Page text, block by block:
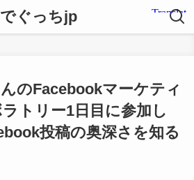
でぐっちjp
のFacebookマーケティ
トリー1日目に参加し
投稿の奥深さを知る